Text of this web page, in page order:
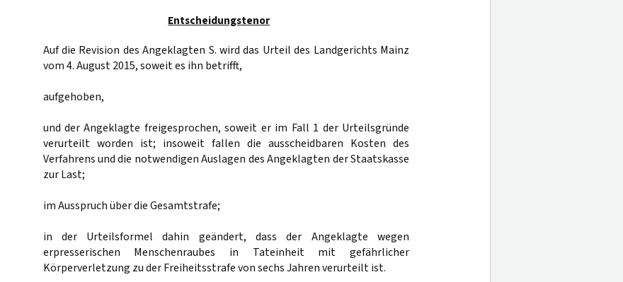
Entscheidungstenor
Auf die Revision des Angeklagten S. wird das Urteil des Landgerichts Mainz
vom 4. August 2015, soweit es ihn betrifft,
aufgehoben,
und der Angeklagte freigesprochen, soweit er im Fall 1 der Urteilsgründe
verurteilt worden ist; insoweit fallen die ausscheidbaren Kosten des
Verfahrens und die notwendigen Auslagen des Angeklagten der Staatskasse
zur Last;
im Ausspruch über die Gesamtstrafe;
in der Urteilsformel dahin geändert, dass der Angeklagte wegen
erpresserischen Menschenraubes in Tateinheit mit gefährlicher
Körperverletzung zu der Freiheitsstrafe von sechs Jahren verurteilt ist.